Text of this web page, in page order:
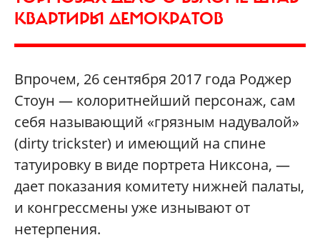
КВАРТИРЫ ДЕМОКРАТОВ
Впрочем, 26 сентября 2017 года Роджер
Стоун — колоритнейший персонаж, сам
себя называющий «грязным надувалой»
(dirty trickster) и имеющий на спине
татуировку в виде портрета Никсона, —
дает показания комитету нижней палаты,
и конгрессмены уже изнывают от
нетерпения.